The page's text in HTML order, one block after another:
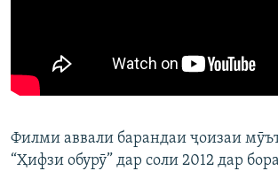
Филми аввали барандаи ҷоизаи
“Ҳифзи обурӯ” дар соли 2012 дар